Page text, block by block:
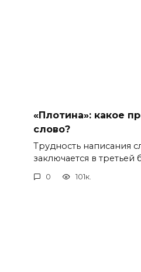
«Плотина»: какое
слово?
Трудность написания
заключается в третьей
0 101к.